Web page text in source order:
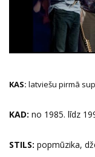
KAS: latviešu pirmā
KAD: no 1985. līdz
STILS: popmūzika,